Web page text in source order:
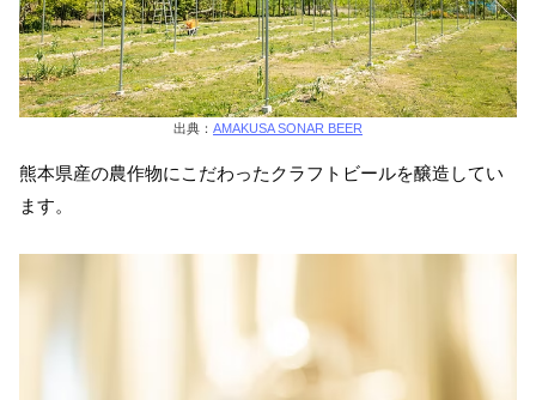
出典： AMAKUSA SONAR BEER
熊本県産の農作物にこだわったクラフトビールを醸造してい
ます。